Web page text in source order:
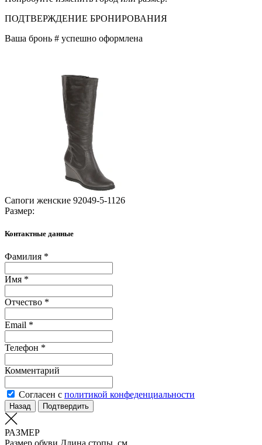
ПОДТВЕРЖДЕНИЕ БРОНИРОВАНИЯ
Ваша бронь # успешно оформлена
Сапоги женские 92049-5-1126
Размер:
Контактные данные
Фамилия *
Имя *
Отчество *
Email *
Телефон *
Комментарий
Согласен с политикой конфеденциальности
Назад Подтвердить
РАЗМЕР